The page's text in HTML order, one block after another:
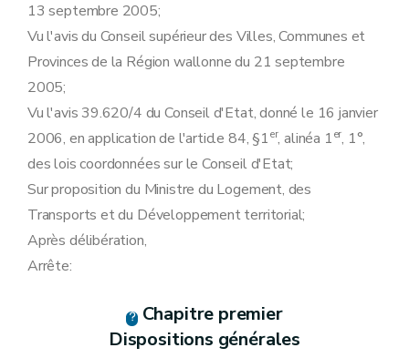
Art. 26
Art. 27
Art. 28
Section 2 Procédure applicable au client résidentiel en cas de non-paiement
Art. 30
Art. 30 bis
Art. 30 ter
Art. 30 quater
Art. 30 quinquies
Art. 30 sexies
Section 3 Défaut de paiement d'un client résidentiel
Art. 31
Art. 31bis
Art. 35
Art. 35bis
Art. 36
13 septembre 2005;
Vu l'avis du Conseil supérieur des Villes, Communes et
Provinces de la Région wallonne du 21 septembre
2005;
Vu l'avis 39.620/4 du Conseil d'Etat, donné le 16 janvier
2006, en application de l'article 84, §1er, alinéa 1er, 1°,
des lois coordonnées sur le Conseil d'Etat;
Sur proposition du Ministre du Logement, des
Transports et du Développement territorial;
Après délibération,
Arrête:
Chapitre premier
Dispositions générales